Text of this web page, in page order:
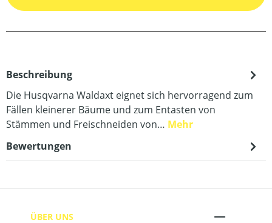
Beschreibung
Die Husqvarna Waldaxt eignet sich hervorragend zum
Fällen kleinerer Bäume und zum Entasten von
Stämmen und Freischneiden von… Mehr
Bewertungen
ÜBER UNS